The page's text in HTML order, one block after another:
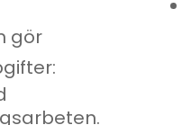
gör